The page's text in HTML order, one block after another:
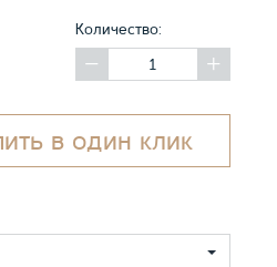
Количество:
в один клик